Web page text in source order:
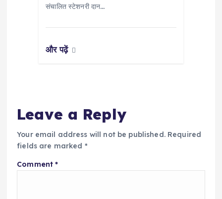
संचालित स्टेशनरी दान…
और पढ़ें
Leave a Reply
Your email address will not be published. Required
fields are marked *
Comment*